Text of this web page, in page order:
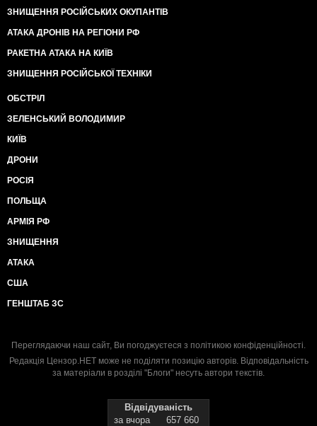
ЗНИЩЕННЯ РОСІЙСЬКИХ ОКУПАНТІВ
АТАКА ДРОНІВ НА РЕГІОНИ РФ
РАКЕТНА АТАКА НА КИЇВ
ЗНИЩЕННЯ РОСІЙСЬКОЇ ТЕХНІКИ
ОБСТРІЛ
ЗЕЛЕНСЬКИЙ ВОЛОДИМИР
КИЇВ
ДРОНИ
РОСІЯ
ПОЛЬЩА
АРМІЯ РФ
ЗНИЩЕННЯ
АТАКА
США
ГЕНШТАБ ЗС
Переглядаючи наш сайт, Ви погоджуєтеся з політикою конфіденційності.
Редакція Цензор.НЕТ може не поділяти позицію авторів. Відповідальність
за матеріали в розділі "Блоги" несуть автори текстів.
Відвідуваність
за вчора
657 660